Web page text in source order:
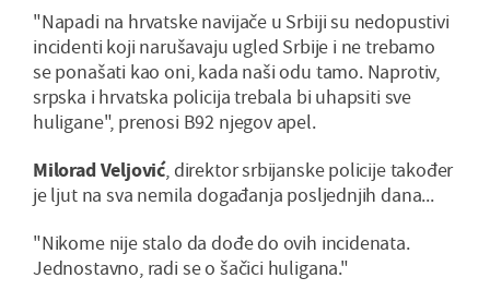
"Napadi na hrvatske navijače u Srbiji su nedopustivi
incidenti koji narušavaju ugled Srbije i ne trebamo
se ponašati kao oni, kada naši odu tamo. Naprotiv,
srpska i hrvatska policija trebala bi uhapsiti sve
huligane", prenosi B92 njegov apel.
Milorad Veljović, direktor srbijanske policije također
je ljut na sva nemila događanja posljednjih dana...
"Nikome nije stalo da dođe do ovih incidenata.
Jednostavno, radi se o šačici huligana."